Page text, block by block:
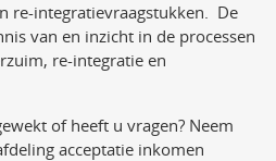
re-integratievraagstukken. De
van en inzicht in de processen
re-integratie en
of heeft u vragen? Neem
acceptatie inkomen